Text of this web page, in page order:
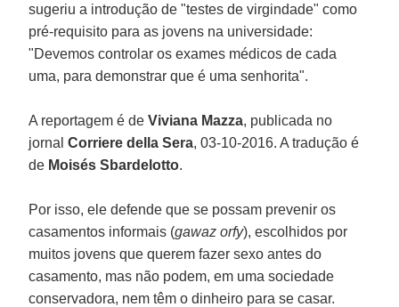
sugeriu a introdução de "testes de virgindade" como
pré-requisito para as jovens na universidade:
"Devemos controlar os exames médicos de cada
uma, para demonstrar que é uma senhorita".
A reportagem é deViviana Mazza, publicada no
jornalCorriere della Sera, 03-10-2016. A tradução é
de Moisés Sbardelotto.
Por isso, ele defende que se possam prevenir os
casamentos informais (gawaz orfy), escolhidos por
muitos jovens que querem fazer sexo antes do
casamento, mas não podem, em uma sociedade
conservadora, nem têm o dinheiro para se casar.